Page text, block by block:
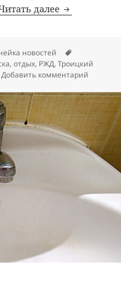
далее Хватит ли
новостей
,отдых, РЖД,Троицкий
Добавить комментарий